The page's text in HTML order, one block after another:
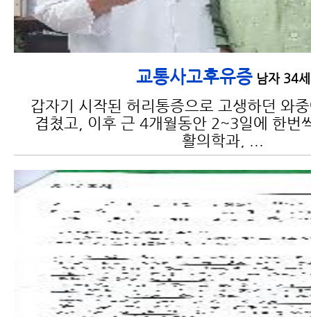
교통사고 검사 종류 및 검사 가
능 부위와 진단
교통사고 치료기간
교통사고후유증남자 34세
갑자기 시작된 허리통증으로 고생하던 와
겹쳤고, 이후 근 4개월동안 2~3일에 한번
활의학과, ...